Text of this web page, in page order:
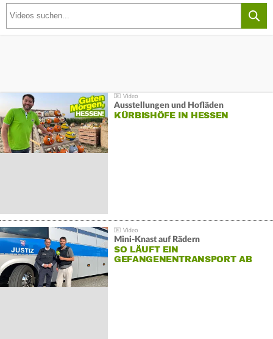
Ausstellungen und Hofläden
KÜRBISHÖFE IN HESSEN
Mini-Knast auf Rädern
SO LÄUFT EIN
GEFANGENENTRANSPORT AB